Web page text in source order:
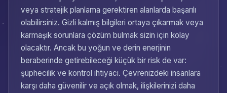
veya stratejik planlama gerektiren alanlarda başarılı
olabilirsiniz. Gizli kalmış bilgileri ortaya çıkarmak veya
karmaşık sorunlara çözüm bulmak sizin için kolay
olacaktır. Ancak bu yoğun ve derin enerjinin
beraberinde getirebileceği küçük bir risk de var:
şüphecilik ve kontrol ihtiyacı. Çevrenizdeki insanlara
karşı daha güvenilir ve açık olmak, ilişkilerinizi daha